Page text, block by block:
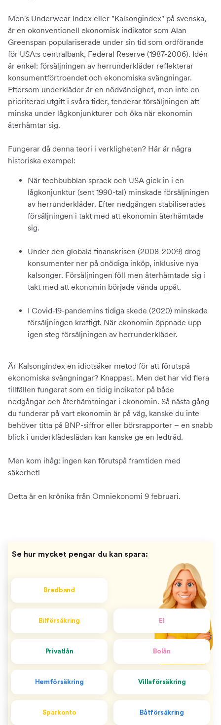
Men's Underwear Index eller "Kalsongindex" på svenska,
är en okonventionell ekonomisk indikator som Alan
Greenspan populariserade under sin tid som ordförande
för USA:s centralbank, Federal Reserve (1987-2006). Idén
är enkel: försäljningen av herrunderkläder reflekterar
konsumentförtroendet och ekonomiska svängningar.
Eftersom underkläder är en nödvändighet, men inte en
prioriterad utgift i svåra tider, tenderar försäljningen att
minska under lågkonjunkturer och öka när ekonomin
återhämtar sig.
Fungerar då denna teori i verkligheten? Här är några
historiska exempel:
När techbubblan sprack och USA gick in i en
lågkonjunktur (sent 1990-tal) minskade försäljningen
av herrunderkläder. Efter nedgången stabiliserades
försäljningen i takt med att ekonomin återhämtade
sig.
Under den globala finanskrisen (2008-2009) drog
konsumenter ner på onödiga inköp, inklusive nya
kalsonger. Försäljningen föll men återhämtade sig i
takt med att ekonomin började vända uppåt.
I Covid-19-pandemins tidiga skede (2020) minskade
försäljningen kraftigt. När ekonomin öppnade upp
igen steg försäljningen av herrunderkläder.
Är Kalsongindex en idiotsäker metod för att förutspå
ekonomiska svängningar? Knappast. Men det har vid flera
tillfällen fungerat som en tidig indikator på både
nedgångar och återhämtningar i ekonomin. Så nästa gång
du funderar på vart ekonomin är på väg, kanske du inte
behöver titta på BNP-siffror eller börsrapporter – en snabb
blick i underklädeslådan kan kanske ge en ledtråd.
Men kom ihåg: ingen kan förutspå framtiden med
säkerhet!
Detta är en krönika från Omniekonomi 9 februari.
Se hur mycket pengar du kan spara:
Bredband
Bilförsäkring El
Privatlån Bolån
Hemförsäkring Villaförsäkring
Sparkonto Båtförsäkring